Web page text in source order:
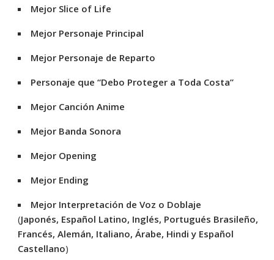
Mejor Slice of Life
Mejor Personaje Principal
Mejor Personaje de Reparto
Personaje que “Debo Proteger a Toda Costa”
Mejor Canción Anime
Mejor Banda Sonora
Mejor Opening
Mejor Ending
Mejor Interpretación de Voz o Doblaje
(Japonés, Español Latino, Inglés, Portugués Brasileño,
Francés, Alemán, Italiano, Árabe, Hindi y Español
Castellano)